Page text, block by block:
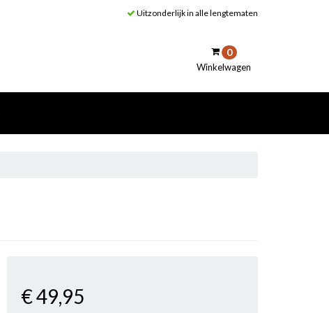
Uitzonderlijk in alle lengtematen
0
Winkelwagen
€ 49,95